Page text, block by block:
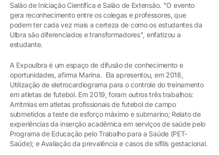
Salão de Iniciação Científica e Salão de Extensão. "O evento
gera reconhecimento entre os colegas e professores, que
podem ter cada vez mais a certeza de como os estudantes da
Ulbra são diferenciados e transformadores", enfatizou a
estudante.
A Expoulbra é um espaço de difusão de conhecimento e
oportunidades, afirma Marina. Ela apresentou, em 2018,
Utilização de eletrocardiograma para o controle do treinamento
em atletas de futebol. Em 2019, foram outros três trabalhos:
Arritmias em atletas profissionais de futebol de campo
submetidos a teste de esforço máximo e submarino; Relato de
experiências da inserção acadêmica em serviços de saúde pelo
Programa de Educação pelo Trabalho para a Saúde (PET-
Saúde); e Avaliação da prevalência e casos de sífilis gestacional.